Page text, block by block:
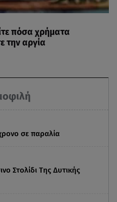
σε παραλία
Στολίδι Της Δυτικής
πόσα χρήματα
την αργία